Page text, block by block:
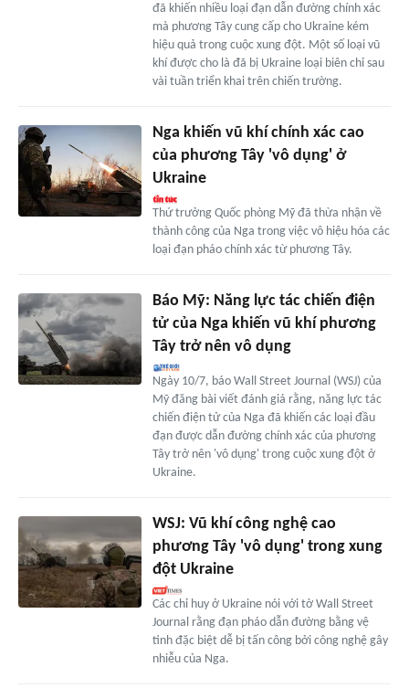
đã khiến nhiều loại đạn dẫn đường chính xác
mà phương Tây cung cấp cho Ukraine kém
hiệu quả trong cuộc xung đột. Một số loại vũ
khí được cho là đã bị Ukraine loại biên chỉ sau
vài tuần triển khai trên chiến trường.
Nga khiến vũ khí chính xác cao
của phương Tây 'vô dụng' ở
Ukraine
Thứ trưởng Quốc phòng Mỹ đã thừa nhận về
thành công của Nga trong việc vô hiệu hóa các
loại đạn pháo chính xác từ phương Tây.
Báo Mỹ: Năng lực tác chiến điện
tử của Nga khiến vũ khí phương
Tây trở nên vô dụng
Ngày 10/7, báo Wall Street Journal (WSJ) của
Mỹ đăng bài viết đánh giá rằng, năng lực tác
chiến điện tử của Nga đã khiến các loại đầu
đạn được dẫn đường chính xác của phương
Tây trở nên 'vô dụng' trong cuộc xung đột ở
Ukraine.
WSJ: Vũ khí công nghệ cao
phương Tây 'vô dụng' trong xung
đột Ukraine
Các chỉ huy ở Ukraine nói với tờ Wall Street
Journal rằng đạn pháo dẫn đường bằng vệ
tinh đặc biệt dễ bị tấn công bởi công nghệ gây
nhiễu của Nga.